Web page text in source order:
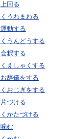
回る
うわまわる
動する
うんどうする
釈する
えしゃくする
辞儀をする
おじぎをする
づける
かたづける
む